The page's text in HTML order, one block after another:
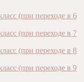
(при переходе в 6
(при переходе в 7
(при переходе в 8
(при переходе в 9